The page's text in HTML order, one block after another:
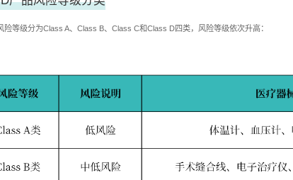
险等级分为Class A、Class B、Class C和Class D四类，风险等级依次升高：